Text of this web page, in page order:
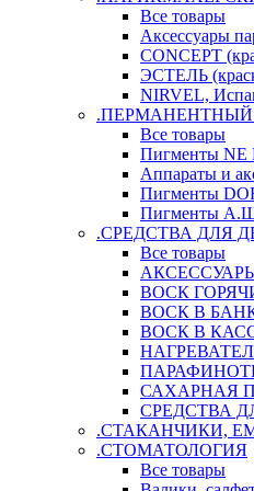
Все товары
Аксессуары
CONCEPT
ЭСТЕЛЬ
NIRVEL,
Все товары
Пигменты NE
Аппараты и
Пигменты
Пигменты
.СРЕДСТВА ДЛЯ
Все товары
ВОСК
ВОСК В
ВОСК В
САХАРНАЯ
СРЕДСТВА
.СТАКАНЧИКИ,
.СТОМАТОЛОГИЯ
Все товары